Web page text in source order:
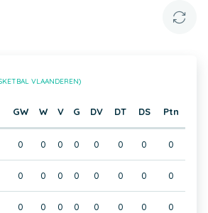
VLAANDEREN)
GW W V G DV DT DS Ptn
0 0 0 0 0 0 0 0
0 0 0 0 0 0 0 0
0 0 0 0 0 0 0 0